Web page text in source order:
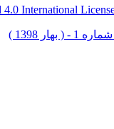
International